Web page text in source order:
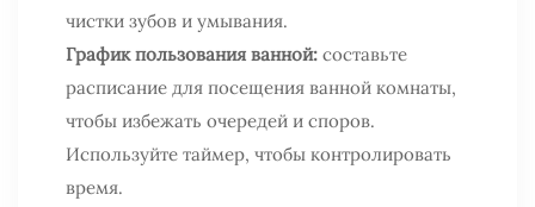
чистки зубов и умывания.
График пользования ванной: составьте
расписание для посещения ванной комнаты,
чтобы избежать очередей и споров.
Используйте таймер, чтобы контролировать
время.